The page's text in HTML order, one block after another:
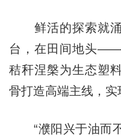
鲜活的探索就涌
台，在田间地头——
秸秆涅槃为生态塑
骨打造高端主线，
“濮阳兴于油而不